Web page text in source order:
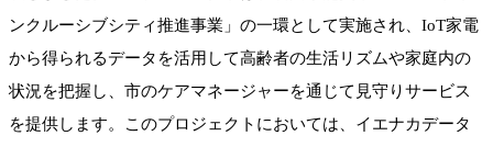
ンクルーシブシティ推進事業」の一環として実施され、IoT家電
から得られるデータを活用して高齢者の生活リズムや家庭内の
状況を把握し、市のケアマネージャーを通じて見守りサービス
を提供します。このプロジェクトにおいては、イエナカデータ